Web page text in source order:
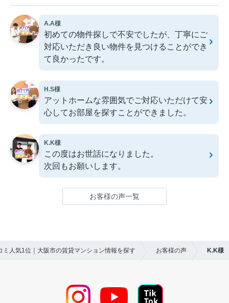
A.A様
初めての物件探しで不安でしたが、丁寧にご
対応いただき良い物件を見つけることができ
て良かったです。
H.S様
アットホームな雰囲気でご対応いただけて安
心してお部屋を探すことができました。
K.K様
この度はお世話になりました。
次回もお願いします。
お客様の声一覧
ミ人気1位｜大阪市の賃貸マンション情報を探す お客様の声 K.K様